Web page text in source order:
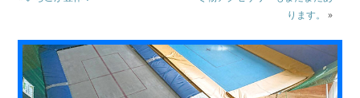
ります。
»